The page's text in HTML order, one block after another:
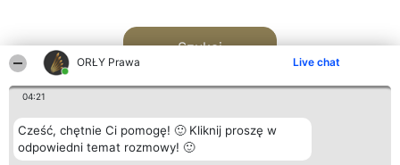
ORŁY Prawa Live chat
04:21
Cześć, chętnie Ci pomogę! 🙂 Kliknij proszę w
odpowiedni temat rozmowy! 🙂
Szukaj